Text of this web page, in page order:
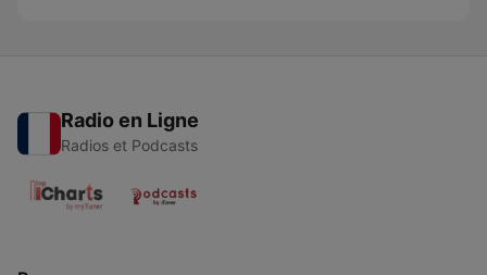
Radio en Ligne
Radios et Podcasts